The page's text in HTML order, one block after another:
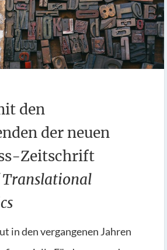
den
der neuen
Zeitschrift
Translational
in den vergangenen Jahren